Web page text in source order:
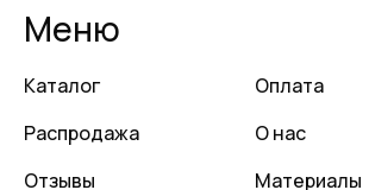
Меню
Каталог
Распродажа
Отзывы
Оплата
О нас
Материалы